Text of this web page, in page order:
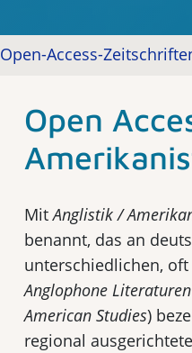
Open-Access-
Open
MitAnglistik /
benannt, das an
unterschiedlichen,
Anglophone
American Studies)
regional